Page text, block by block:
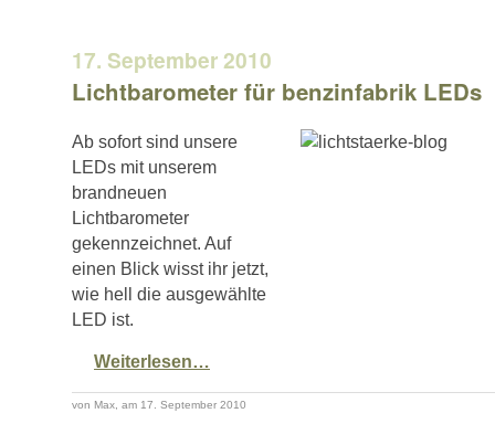
17. September 2010
Lichtbarometer für benzinfabrik LEDs
Ab sofort sind unsere
LEDs mit unserem
brandneuen
Lichtbarometer
gekennzeichnet. Auf
einen Blick wisst ihr jetzt,
wie hell die ausgewählte
LED ist.
Weiterlesen…
von Max, am 17. September 2010